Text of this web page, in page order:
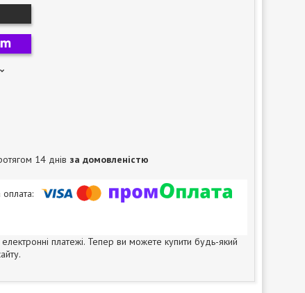
14 днів за домовленістю
електронні платежі. Тепер ви можете купити будь-який